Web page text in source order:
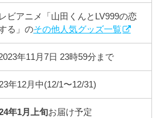
ビアニメ「山田くんとLV999の恋
る」のその他人気グッズ一覧
年11月7日 23時59分まで
年12月中(12/1〜12/31)
年1月上旬お届け予定